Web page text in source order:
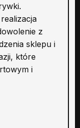
z
sklepu i
które
i